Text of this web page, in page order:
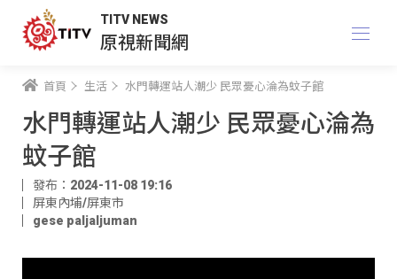
TITV NEWS
原視新聞網
首頁 生活 水門轉運站人潮少 民眾憂心淪為蚊子館
水門轉運站人潮少 民眾憂心淪為
蚊子館
發布：2024-11-08 19:16
屏東內埔/屏東市
gese paljaljuman